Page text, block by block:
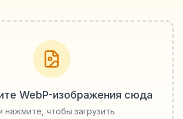
WebP-изображения сюда
нажмите, чтобы загрузить